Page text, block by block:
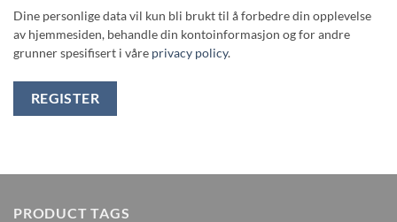
Dine personlige data vil kun bli brukt til å forbedre din opplevelse
av hjemmesiden, behandle din kontoinformasjon og for andre
grunner spesifisert i våre privacy policy.
REGISTER
PRODUCT TAGS